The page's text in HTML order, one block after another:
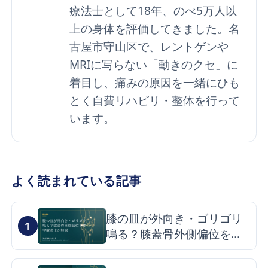
療法士として18年、のべ5万人以
上の身体を評価してきました。名
古屋市守山区で、レントゲンや
MRIに写らない「動きのクセ」に
着目し、痛みの原因を一緒にひも
とく自費リハビリ・整体を行って
います。
よく読まれている記事
1
膝の皿が外向き・ゴリゴリ
鳴る？膝蓋骨外側偏位を理
学療法士が解説